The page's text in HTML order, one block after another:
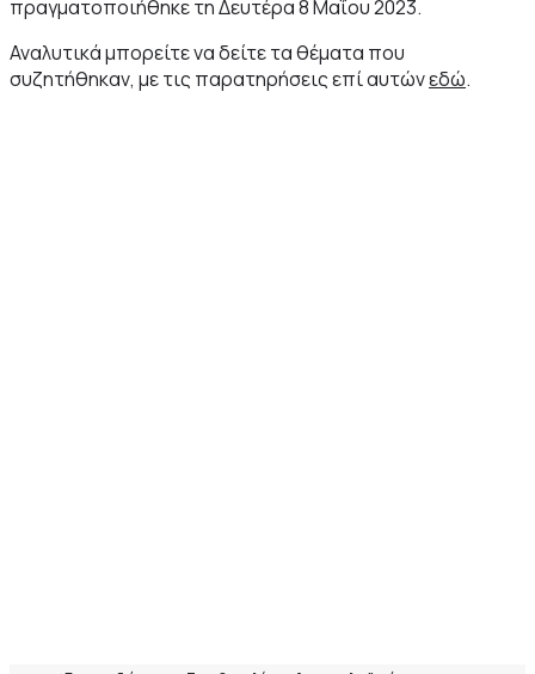
πραγματοποιήθηκε τη Δευτέρα 8 Μαΐου 2023.
Αναλυτικά μπορείτε να δείτε τα θέματα που
συζητήθηκαν, με τις παρατηρήσεις επί αυτώνεδώ.